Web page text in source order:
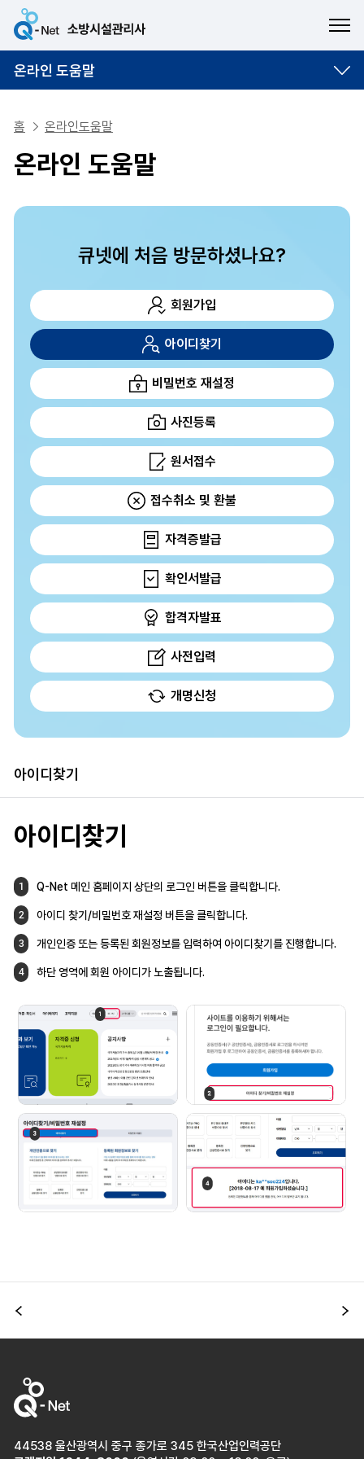
온라인 도움말
홈 온라인도움말
온라인 도움말
큐넷에 처음 방문하셨나요?
회원가입
아이디찾기
비밀번호 재설정
사진등록
원서접수
접수취소 및 환불
자격증발급
확인서발급
합격자발표
사전입력
개명신청
아이디찾기
아이디찾기
1 Q-Net 메인 홈페이지 상단의 로그인 버튼을클릭합니다.
2 아이디 찾기/비밀번호 재설정 버튼을클릭합니다.
3 개인인증 또는 등록된 회원정보를 입력하여 아이디찾기를 진행합니다.
4 하단 영역에 회원 아이디가 노출됩니다.
이전
44538 울산광역시 중구 종가로 345 한국산업인력공단